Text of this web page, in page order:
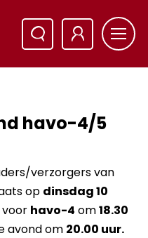
havo-4/5
verzorgers van
op dinsdag 10
havo-4 om18.30
avond om 20.00 uur.